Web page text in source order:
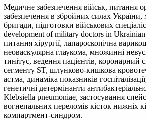
Медичне забезпечення військ, питання
забезпечення в збройних силах України,
бригади, підготовки військових
development of military doctors in
питання хірургії, лапароскопічна
неоваскулярна глаукома, множинні
тинітус, ведення пацієнтів, коронарний
сегменту ST, шлунково-кишкова
астма, динаміка показників
генетичні детермінанти
Klebsiella pneumoniae, застосування
вогнепальних переломів кісток нижніх
компартмент-синдром.